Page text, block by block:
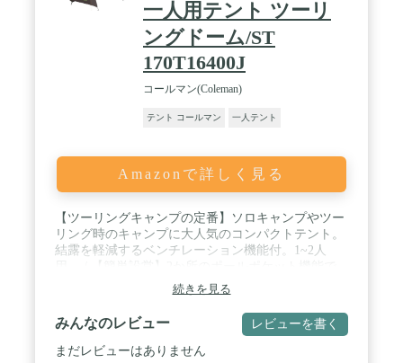
一人用テント ツーリ
ングドーム/ST
170T16400J
コールマン(Coleman)
テント コールマン 一人テント
Amazonで詳しく見る
【ツーリングキャンプの定番】ソロキャンプやツー
リング時のキャンプに大人気のコンパクトテント。
結露を軽減するベンチレーション機能付。1~2人
設営をサポート。テントインナーのフックをポール
にかけるだけの簡単設営。 / 【背の高い前室】雨天
時でも室内に直接雨が入り込まず荷物やシューズ置
き場に便利な前室空間。 / 【サイズ】使用時:インナ
ーテント/約210x120x100(h)cm/収納時:約φ19x49cm/
続きを見る
みんなのレビュー レビューを書く
まだレビューはありません